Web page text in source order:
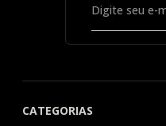
CATEGORIAS